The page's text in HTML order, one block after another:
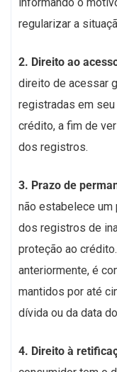
regularizar a
2. Direito ao
direito de acessar
registradas em
crédito, a fim de
dos registros.
3. Prazo de
não estabelece um
dos registros de
proteção ao
anteriormente, é
mantidos por até
dívida ou da data
4. Direito à